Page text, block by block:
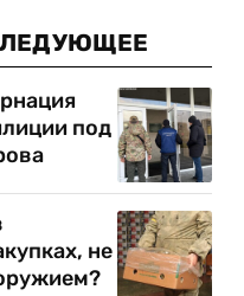
под
не